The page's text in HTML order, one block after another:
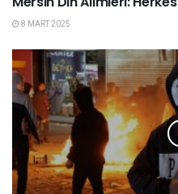
8 MART 2025